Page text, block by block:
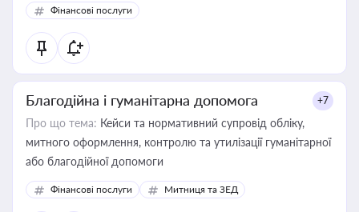
Фінансові послуги
Благодійна і гуманітарна допомога +7
Про що тема: Кейси та нормативний супровід обліку,
митного оформлення, контролю та утилізації гуманітарної
або благодійної допомоги
Фінансові послуги Митниця та ЗЕД